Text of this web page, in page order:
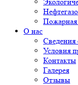
Пожарная
О нас
Сведения
Условия
Контакты
Галерея
Отзывы